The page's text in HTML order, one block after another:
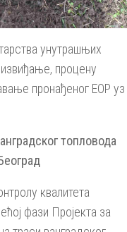
унутрашњих
процену
пронађеног ЕОР уз
топловода
квалитета
фази Пројекта за